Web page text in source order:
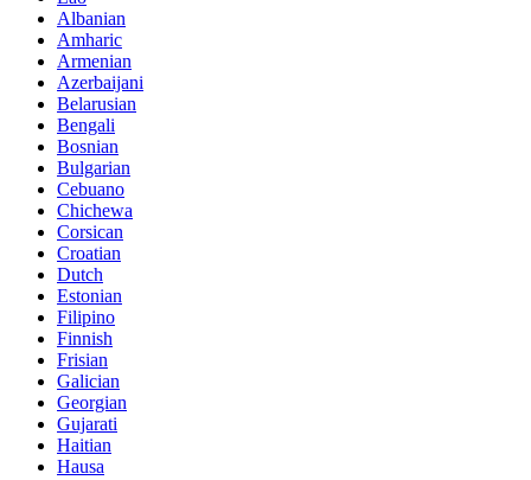
Albanian
Amharic
Armenian
Azerbaijani
Belarusian
Bengali
Bosnian
Bulgarian
Cebuano
Chichewa
Corsican
Croatian
Dutch
Estonian
Filipino
Finnish
Frisian
Galician
Georgian
Gujarati
Haitian
Hausa